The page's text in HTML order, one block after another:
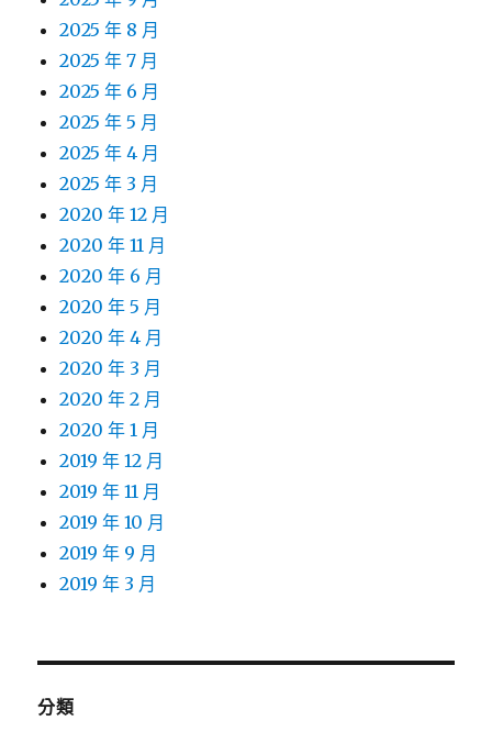
2025 年 8 月
2025 年 7 月
2025 年 6 月
2025 年 5 月
2025 年 4 月
2025 年 3 月
2020 年 12 月
2020 年 11 月
2020 年 6 月
2020 年 5 月
2020 年 4 月
2020 年 3 月
2020 年 2 月
2020 年 1 月
2019 年 12 月
2019 年 11 月
2019 年 10 月
2019 年 9 月
2019 年 3 月
分類